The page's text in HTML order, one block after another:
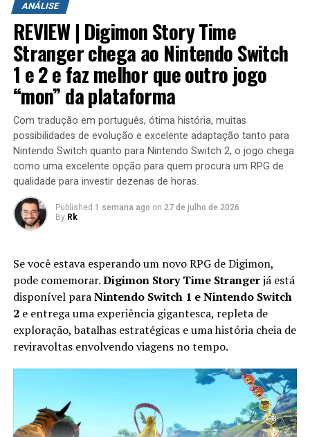
possível encontrar novas armas, aprimorar os
equipamentos com upgrades e completar diversas
missões que variam bastante em estrutura. Algumas
colocam o jogador contra grandes hordas de inimigos
em áreas abertas, enquanto outras acontecem em
regiões subterrâneas repletas de desafios, incluindo
inimigos mais poderosos e torres que precisam ser
destruídas dentro de um limite de tempo para que a
missão seja concluída.
Apesar do foco na experiência solo, o multiplayer
continua presente. Você pode chamar amigos para
participar das missões ou entrar nas salas de outros
jogadores para completar sessões cooperativas e
conquistar recompensas adicionais, aumentando ainda
mais a longevidade da aventura.
ANÁLISE
REVIEW | Digimon Story Time
Stranger chega ao Nintendo Switch
1 e 2 e faz melhor que outro jogo
“mon” da plataforma
Com tradução em português, ótima história, muitas
possibilidades de evolução e excelente adaptação tanto para
Nintendo Switch quanto para Nintendo Switch 2, o jogo chega
como uma excelente opção para quem procura um RPG de
qualidade para investir dezenas de horas.
Published 1 semana ago on 27 de julho de 2026
By Rk
Se você estava esperando um novo RPG de Digimon,
pode comemorar.Digimon Story Time Strangerjá está
disponível paraNintendo Switch 1 e Nintendo Switch
2e entrega uma experiência gigantesca, repleta de
exploração, batalhas estratégicas e uma história cheia de
reviravoltas envolvendo viagens no tempo.